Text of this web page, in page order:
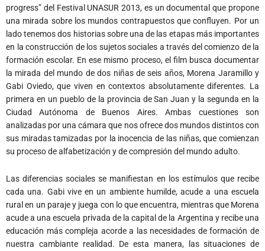
progress” del Festival UNASUR 2013, es un documental que propone
una mirada sobre los mundos contrapuestos que confluyen. Por un
lado tenemos dos historias sobre una de las etapas más importantes
en la construcción de los sujetos sociales a través del comienzo de la
formación escolar. En ese mismo proceso, el film busca documentar
la mirada del mundo de dos niñas de seis años, Morena Jaramillo y
Gabi Oviedo, que viven en contextos absolutamente diferentes. La
primera en un pueblo de la provincia de San Juan y la segunda en la
Ciudad Autónoma de Buenos Aires. Ambas cuestiones son
analizadas por una cámara que nos ofrece dos mundos distintos con
sus miradas tamizadas por la inocencia de las niñas, que comienzan
su proceso de alfabetización y de compresión del mundo adulto.
Las diferencias sociales se manifiestan en los estímulos que recibe
cada una. Gabi vive en un ambiente humilde, acude a una escuela
rural en un paraje y juega con lo que encuentra, mientras que Morena
acude a una escuela privada de la capital de la Argentina y recibe una
educación más compleja acorde a las necesidades de formación de
nuestra cambiante realidad. De esta manera, las situaciones de